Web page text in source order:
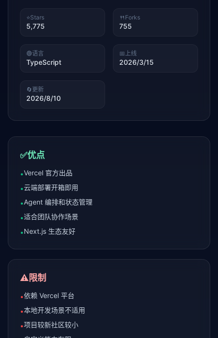
⭐Stars
5,775
🍴 Forks
755
🟢语言
TypeScript
📅上线
2026/3/15
🔄更新
2026/8/10
✅优点
•Vercel 官方出品
•云端部署开箱即用
•Agent 编排和状态管理
•适合团队协作场景
•Next.js 生态友好
⚠️限制
•依赖 Vercel 平台
•本地开发场景不适用
•项目较新社区较小